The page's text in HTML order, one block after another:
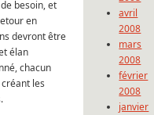
besoin, et
en
devront être
élan
chacun
les
avril
2008
mars
2008
février
2008
janvier